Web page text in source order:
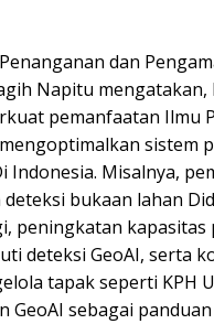
dan
Napitu mengatakan,
pemanfaatan Ilmu
sistem
Indonesia. Misalnya,
bukaan lahan
peningkatan
deteksi GeoAI, serta
tapak seperti KPH
GeoAI sebagai